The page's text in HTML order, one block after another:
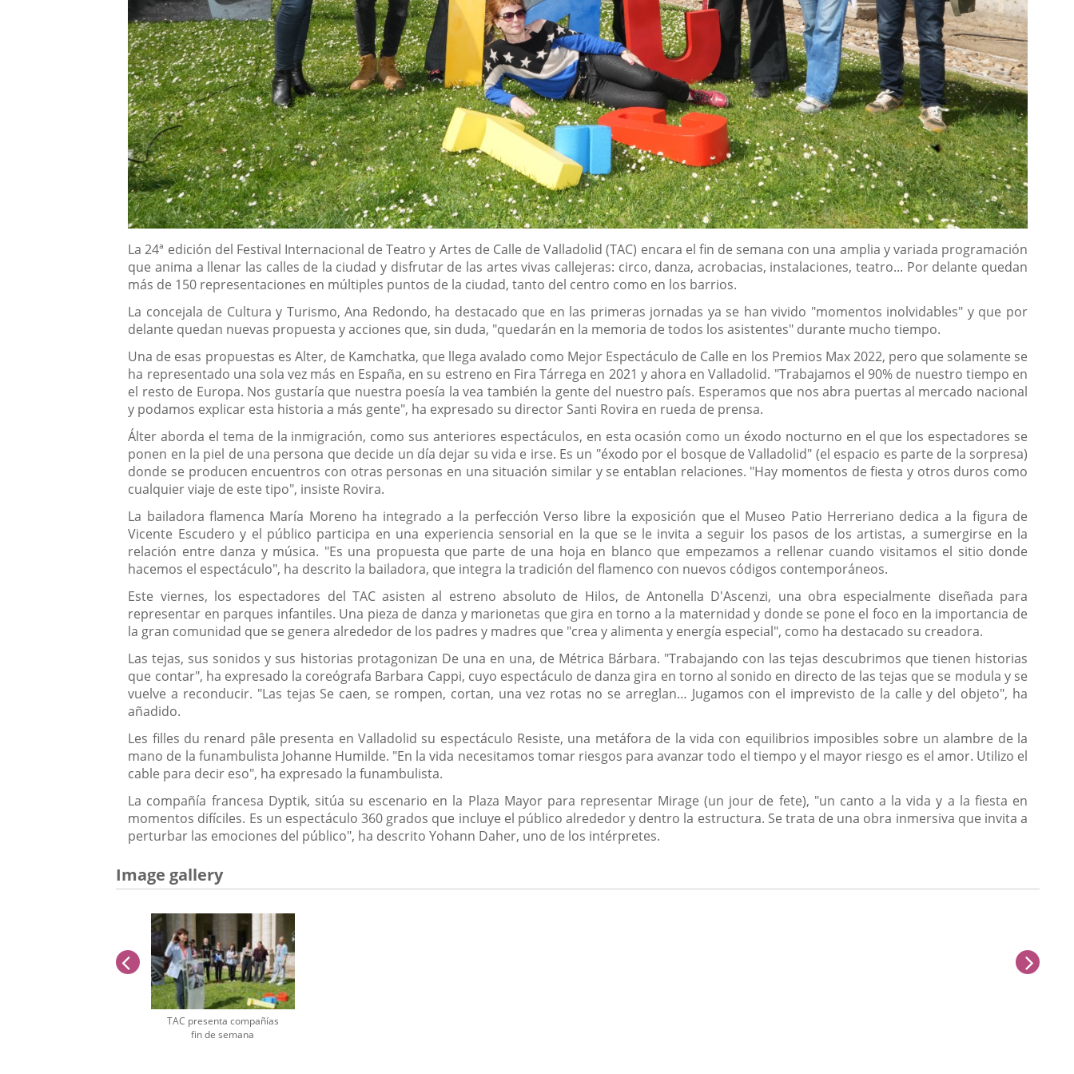
Descripción
La 24ª edición del Festival Internacional de Teatro y Artes de Calle de Valladolid (TAC) encara el fin de semana con una amplia y variada programación
que anima a llenar las calles de la ciudad y disfrutar de las artes vivas callejeras: circo, danza, acrobacias, instalaciones, teatro... Por delante quedan
más de 150 representaciones en múltiples puntos de la ciudad, tanto del centro como en los barrios.
La concejala de Cultura y Turismo, Ana Redondo, ha destacado que en las primeras jornadas ya se han vivido "momentos inolvidables" y que por
delante quedan nuevas propuesta y acciones que, sin duda, "quedarán en la memoria de todos los asistentes" durante mucho tiempo.
Una de esas propuestas es Alter, de Kamchatka, que llega avalado como Mejor Espectáculo de Calle en los Premios Max 2022, pero que solamente se
ha representado una sola vez más en España, en su estreno en Fira Tárrega en 2021 y ahora en Valladolid. "Trabajamos el 90% de nuestro tiempo en
el resto de Europa. Nos gustaría que nuestra poesía la vea también la gente del nuestro país. Esperamos que nos abra puertas al mercado nacional
y podamos explicar esta historia a más gente", ha expresado su director Santi Rovira en rueda de prensa.
Álter aborda el tema de la inmigración, como sus anteriores espectáculos, en esta ocasión como un éxodo nocturno en el que los espectadores se
ponen en la piel de una persona que decide un día dejar su vida e irse. Es un "éxodo por el bosque de Valladolid" (el espacio es parte de la sorpresa)
donde se producen encuentros con otras personas en una situación similar y se entablan relaciones. "Hay momentos de fiesta y otros duros como
cualquier viaje de este tipo", insiste Rovira.
La bailadora flamenca María Moreno ha integrado a la perfección Verso libre la exposición que el Museo Patio Herreriano dedica a la figura de
Vicente Escudero y el público participa en una experiencia sensorial en la que se le invita a seguir los pasos de los artistas, a sumergirse en la
relación entre danza y música. "Es una propuesta que parte de una hoja en blanco que empezamos a rellenar cuando visitamos el sitio donde
hacemos el espectáculo", ha descrito la bailadora, que integra la tradición del flamenco con nuevos códigos contemporáneos.
Este viernes, los espectadores del TAC asisten al estreno absoluto de Hilos, de Antonella D'Ascenzi, una obra especialmente diseñada para
representar en parques infantiles. Una pieza de danza y marionetas que gira en torno a la maternidad y donde se pone el foco en la importancia de
la gran comunidad que se genera alrededor de los padres y madres que "crea y alimenta y energía especial", como ha destacado su creadora.
Las tejas, sus sonidos y sus historias protagonizan De una en una, de Métrica Bárbara. "Trabajando con las tejas descubrimos que tienen historias
que contar", ha expresado la coreógrafa Barbara Cappi, cuyo espectáculo de danza gira en torno al sonido en directo de las tejas que se modula y se
vuelve a reconducir. "Las tejas Se caen, se rompen, cortan, una vez rotas no se arreglan… Jugamos con el imprevisto de la calle y del objeto", ha
añadido.
Les filles du renard pâle presenta en Valladolid su espectáculo Resiste, una metáfora de la vida con equilibrios imposibles sobre un alambre de la
mano de la funambulista Johanne Humilde. "En la vida necesitamos tomar riesgos para avanzar todo el tiempo y el mayor riesgo es el amor. Utilizo el
cable para decir eso", ha expresado la funambulista.
La compañía francesa Dyptik, sitúa su escenario en la Plaza Mayor para representar Mirage (un jour de fete), "un canto a la vida y a la fiesta en
momentos difíciles. Es un espectáculo 360 grados que incluye el público alrededor y dentro la estructura. Se trata de una obra inmersiva que invita a
perturbar las emociones del público", ha descrito Yohann Daher, uno de los intérpretes.
Image gallery
TAC presenta compañías
fin de semana
previus next